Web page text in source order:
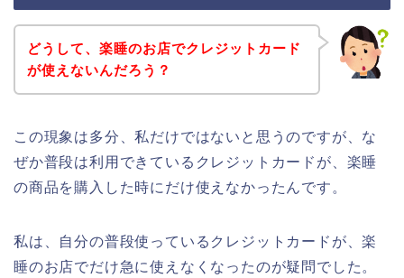
どうして、楽睡のお店でクレジットカード
が使えないんだろう？
この現象は多分、私だけではないと思うのですが、な
ぜか普段は利用できているクレジットカードが、楽睡
の商品を購入した時にだけ使えなかったんです。
私は、自分の普段使っているクレジットカードが、楽
睡のお店でだけ急に使えなくなったのが疑問でした。